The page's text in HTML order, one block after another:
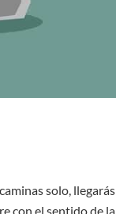
solo, llegarás
con el sentido de la